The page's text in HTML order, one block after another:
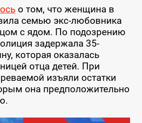
о том, что женщина в
семью экс-любовника
с ядом. По подозрению
задержала 35-
которая оказалась
отца детей. При
изъяли остатки
она предположительно